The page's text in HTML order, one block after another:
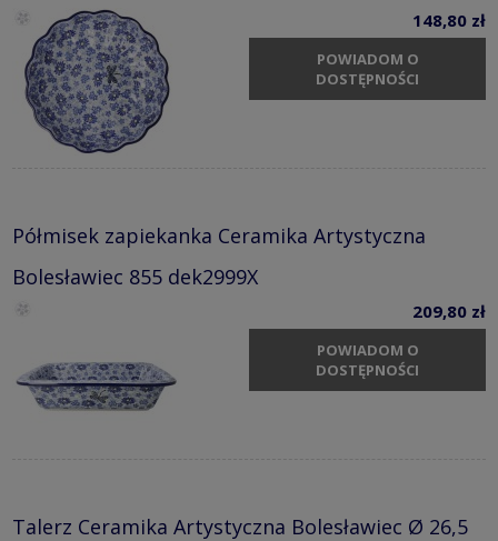
148,80 zł
POWIADOM O
DOSTĘPNOŚCI
Półmisek zapiekanka Ceramika Artystyczna
Bolesławiec 855 dek2999X
209,80 zł
POWIADOM O
DOSTĘPNOŚCI
Talerz Ceramika Artystyczna Bolesławiec Ø 26,5